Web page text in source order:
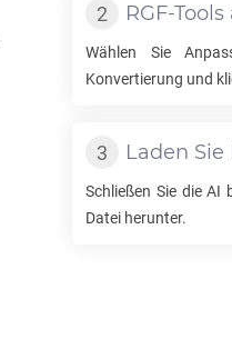
RGF-
Wählen Sie
Konvertierung und
Laden Sie
Schließen Sie dieAI
Datei herunter.